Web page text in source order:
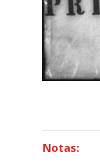
Notas: